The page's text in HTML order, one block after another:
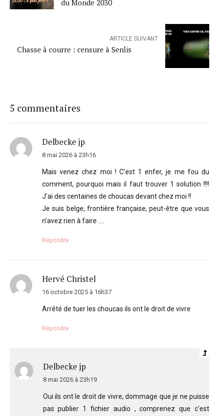
du Monde 2030
ARTICLE SUIVANT
Chasse à courre : censure à Senlis
5 commentaires
Delbecke jp
8 mai 2026 à 23h16
Mais venez chez moi ! C’est 1 enfer, je me fou du
comment, pourquoi mais il faut trouver 1 solution !!!!
J’ai des centaines de choucas devant chez moi !!
Je suis belge, frontière française, peut-être que vous
n’avez rien à faire ….
Répondre
Hervé Christel
16 octobre 2025 à 16h37
Arrêté de tuer les choucas ils ont le droit de vivre
Répondre
Delbecke jp
8 mai 2026 à 23h19
Oui ils ont le droit de vivre, dommage que je ne puisse
pas publier 1 fichier audio , comprenez que c’est